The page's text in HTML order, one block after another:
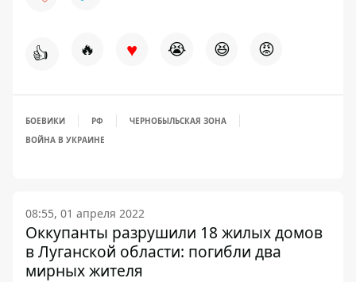
👍 🔥 ♥ 😭 😆 😡
БОЕВИКИ РФ
ЧЕРНОБЫЛЬСКАЯ ЗОНА
ВОЙНА В УКРАИНЕ
08:55, 01 апреля 2022
Оккупанты разрушили 18 жилых домов
в Луганской области: погибли два
мирных жителя